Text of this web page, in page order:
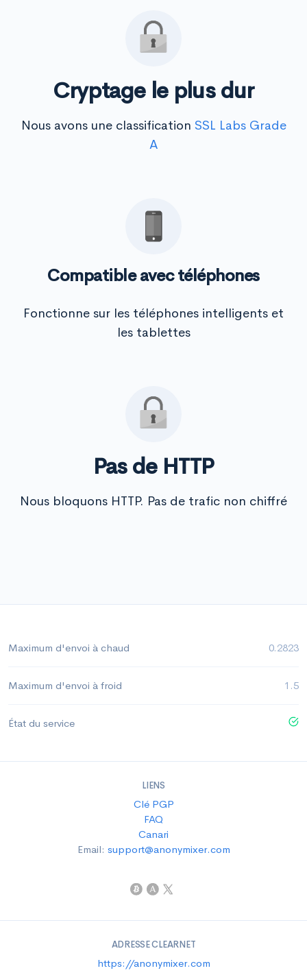
Cryptage le plus dur
Nous avons une classification SSL Labs Grade
A
Compatible avec téléphones
Fonctionne sur les téléphones intelligents et
les tablettes
Pas de HTTP
Nous bloquons HTTP. Pas de trafic non chiffré
Maximum d'envoi à chaud 0.2823
Maximum d'envoi à froid 1.5
État du service
LIENS
Clé PGP
FAQ
Canari
Email: support@anonymixer.com
ADRESSE CLEARNET
https://anonymixer.com